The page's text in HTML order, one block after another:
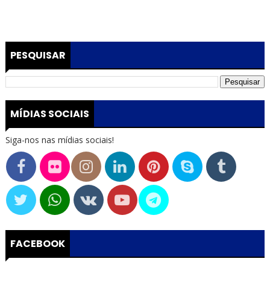
PESQUISAR
MÍDIAS SOCIAIS
Siga-nos nas mídias sociais!
FACEBOOK